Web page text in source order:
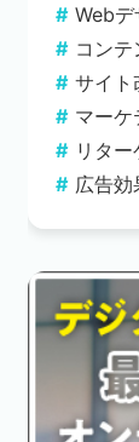
Webデ
コン
サイト
マーケ
リタ
広告効